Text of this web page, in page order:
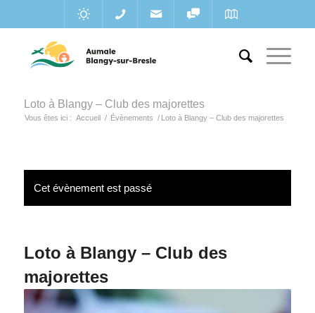
Loto à Blangy – Club des majorettes
Vous êtes ici : Accueil / Évènements / Loto à Blangy – Club des majorettes
Cet évènement est passé
Loto à Blangy – Club des
majorettes